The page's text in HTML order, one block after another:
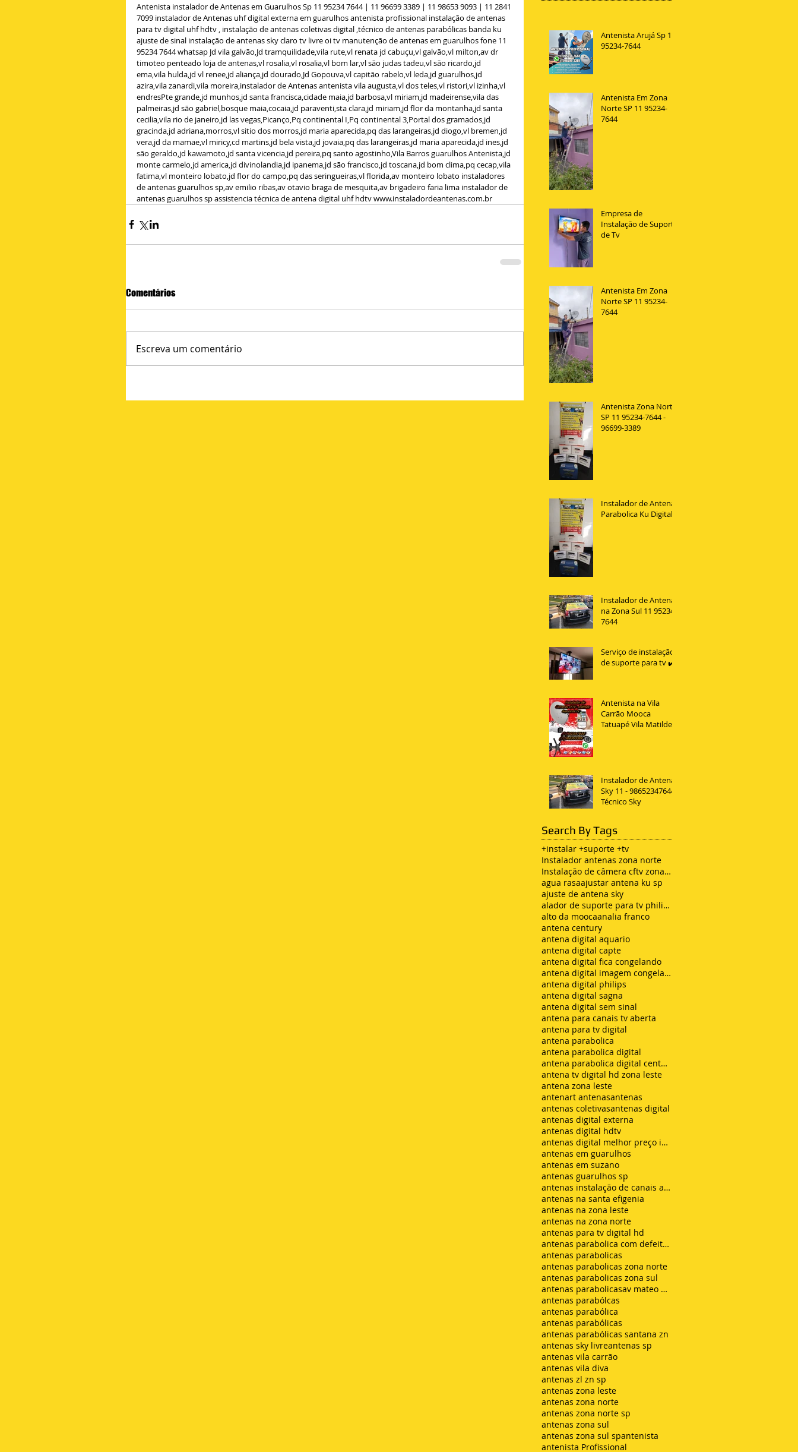
Antenista instalador de Antenas em Guarulhos Sp 11 95234 7644 | 11 96699 3389 | 11 98653 9093 | 11 2841
7099 instalador de Antenas uhf digital externa em guarulhos antenista profissional instalação de antenas
para tv digital uhf hdtv , instalação de antenas coletivas digital ,técnico de antenas parabólicas banda ku
ajuste de sinal instalação de antenas sky claro tv livre oi tv manutenção de antenas em guarulhos fone 11
95234 7644 whatsap Jd vila galvão,Jd tramquilidade,vila rute,vl renata jd cabuçu,vl galvão,vl milton,av dr
timoteo penteado loja de antenas,vl rosalia,vl rosalia,vl bom lar,vl são judas tadeu,vl são ricardo,jd
ema,vila hulda,jd vl renee,jd aliança,jd dourado,Jd Gopouva,vl capitão rabelo,vl leda,jd guarulhos,jd
azira,vila zanardi,vila moreira,instalador de Antenas antenista vila augusta,vl dos teles,vl ristori,vl izinha,vl
endresPte grande,jd munhos,jd santa francisca,cidade maia,jd barbosa,vl miriam,jd madeirense,vila das
palmeiras,jd são gabriel,bosque maia,cocaia,jd paraventi,sta clara,jd miriam,jd flor da montanha,jd santa
cecilia,vila rio de janeiro,jd las vegas,Picanço,Pq continental I,Pq continental 3,Portal dos gramados,jd
gracinda,jd adriana,morros,vl sitio dos morros,jd maria aparecida,pq das larangeiras,jd diogo,vl bremen,jd
vera,jd da mamae,vl miricy,cd martins,jd bela vista,jd jovaia,pq das larangeiras,jd maria aparecida,jd ines,jd
são geraldo,jd kawamoto,jd santa vicencia,jd pereira,pq santo agostinho,Vila Barros guarulhos Antenista,jd
monte carmelo,jd america,jd divinolandia,jd ipanema,jd são francisco,jd toscana,jd bom clima,pq cecap,vila
fatima,vl monteiro lobato,jd flor do campo,pq das seringueiras,vl florida,av monteiro lobato instaladores
de antenas guarulhos sp,av emilio ribas,av otavio braga de mesquita,av brigadeiro faria lima instalador de
antenas guarulhos sp assistencia técnica de antena digital uhf hdtv www.instaladordeantenas.com.br
Comentários
Escreva um comentário
Antenista Arujá Sp 11
95234-7644
Antenista Em Zona
Norte SP 11 95234-
7644
Empresa de
Instalação de Suporte
de Tv
Antenista Em Zona
Norte SP 11 95234-
7644
Antenista Zona Norte
SP 11 95234-7644 -
96699-3389
Instalador de Antena
Parabolica Ku Digital
Instalador de Antenas
na Zona Sul 11 95234
7644
Serviço de instalação
de suporte para tv ✔️
Antenista na Vila
Carrão Mooca
Tatuapé Vila Matilde
Instalador de Antena
Sky 11 - 98652347644
Técnico Sky
Search By Tags
+instalar +suporte +tv
Instalador antenas zona norte
Instalação de câmera cftv zona leste sp
agua rasaajustar antena ku sp
ajuste de antena sky
alador de suporte para tv philips
alto da moocaanalia franco
antena century
antena digital aquario
antena digital capte
antena digital fica congelando
antena digital imagem congelando
antena digital philips
antena digital sagna
antena digital sem sinal
antena para canais tv aberta
antena para tv digital
antena parabolica
antena parabolica digital
antena parabolica digital century
antena tv digital hd zona leste
antena zona leste
antenart antenasantenas
antenas coletivasantenas digital
antenas digital externa
antenas digital hdtv
antenas digital melhor preço instalada
antenas em guarulhos
antenas em suzano
antenas guarulhos sp
antenas instalação de canais abertos de tv net zon
antenas na santa efigenia
antenas na zona leste
antenas na zona norte
antenas para tv digital hd
antenas parabolica com defeito sem sinal chuvisco
antenas parabolicas
antenas parabolicas zona norte
antenas parabolicas zona sul
antenas parabolicasav mateo bei são mateus
antenas parabólcas
antenas parabólica
antenas parabólicas
antenas parabólicas santana zn
antenas sky livreantenas sp
antenas vila carrão
antenas vila diva
antenas zl zn sp
antenas zona leste
antenas zona norte
antenas zona norte sp
antenas zona sul
antenas zona sul spantenista
antenista Profissional